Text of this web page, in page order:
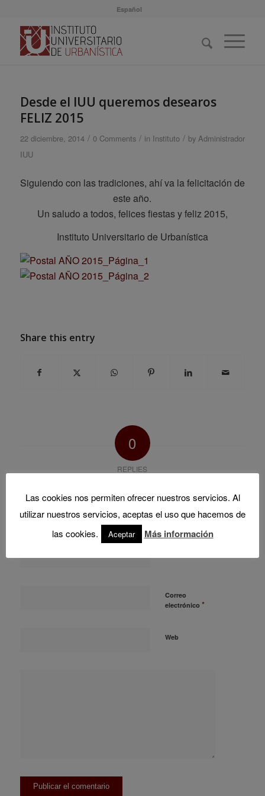
Español
Desde el IUU queremos desearos
FELIZ 2015
22 diciembre, 2014 / 0 Comments / in Instituto / by Administrador
IUU
Siguiendo con las tradiciones, ahí va la felicitación de
este año.
Un saludo a todos, felices fiestas y feliz 2015,
Instituto Universitario de Urbanística
Share this entry
0
REPLIES
Leave a Reply
Want to join the discussion?
Feel free to contribute!
Correo
electrónico *
Web
Las cookies nos permiten ofrecer nuestros servicios. Al
utilizar nuestros servicios, aceptas el uso que hacemos de
las cookies.
Aceptar Más información